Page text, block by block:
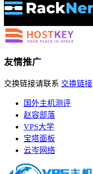
友情推广
交换链接请联系 交换链接
国外主机测评
赵容部落
VPS大学
宝塔面板
云岑网络